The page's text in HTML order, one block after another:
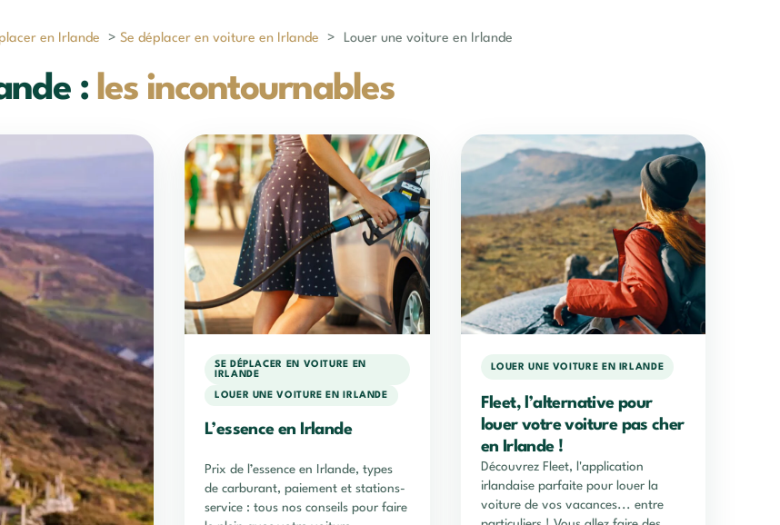
en Irlande > Se déplacer en voiture en Irlande > Louer une voiture en Irlande
: les incontournables
SE DÉPLACER EN VOITURE EN
IRLANDE
LOUER UNE VOITURE EN IRLANDE
L’essence en Irlande
Prix de l’essence en Irlande, types
de carburant, paiement et stations-
service : tous nos conseils pour faire
LOUER UNE VOITURE EN IRLANDE
Fleet, l’alternative pour
louer votre voiture pas cher
en Irlande !
Découvrez Fleet, l'application
irlandaise parfaite pour louer la
voiture de vos vacances... entre